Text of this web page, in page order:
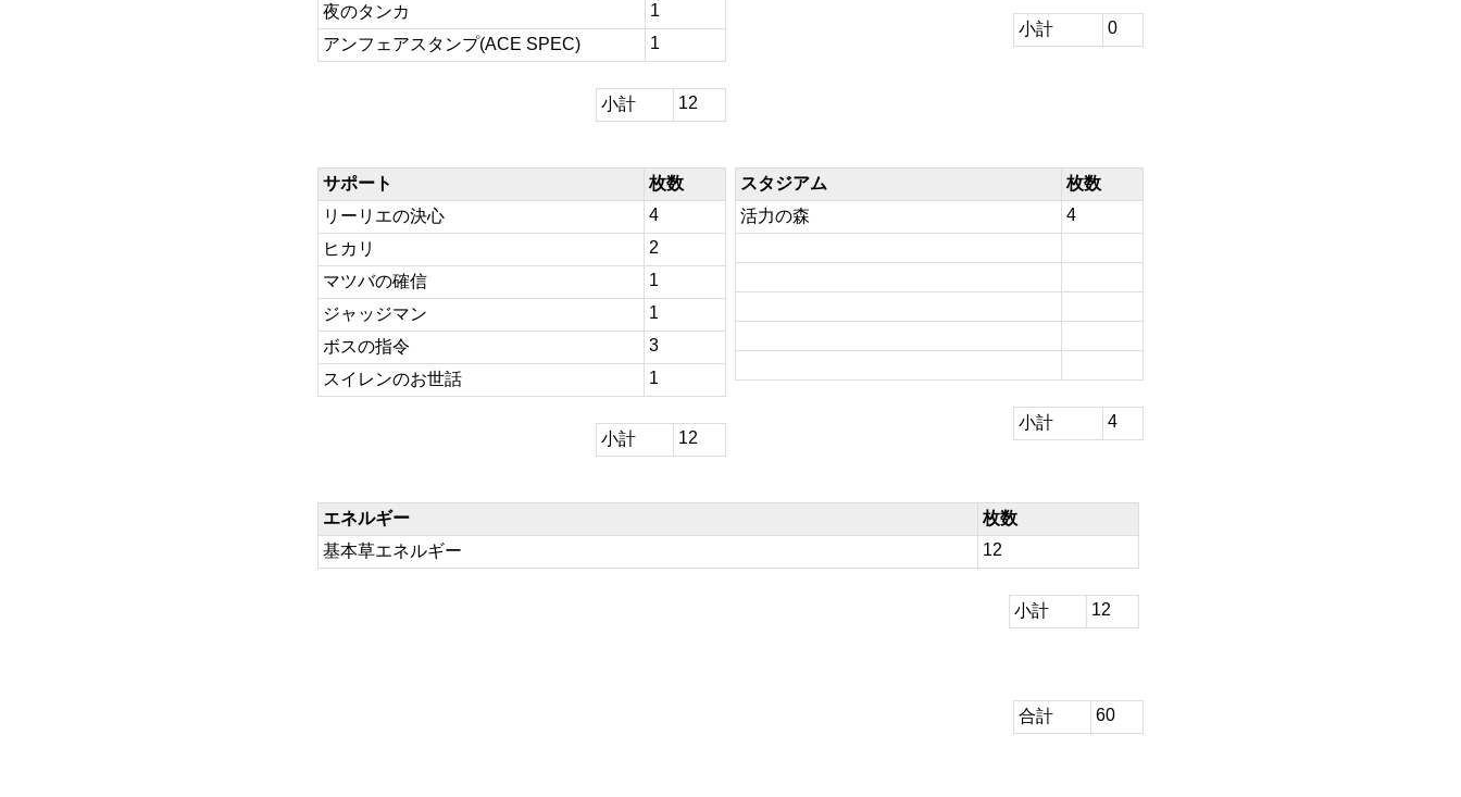
夜のタンカ
1
アンフェアスタンプ(ACE SPEC)
1
小計 12
小計 0
サポート
枚数
リーリエの決心
4
ヒカリ
2
マツバの確信
1
ジャッジマン
1
ボスの指令
3
スイレンのお世話
1
小計 12
スタジアム
枚数
活力の森
4
小計 4
エネルギー
枚数
基本草エネルギー
12
小計 12
合計 60